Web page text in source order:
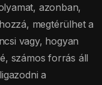
azonban,
megtérülhet a
vagy, hogyan
számos forrás áll
a